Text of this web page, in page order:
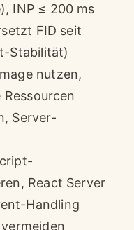
INP ≤ 200 ms
FID seit
Stabilität)
nutzen,
Server-
React Server
Handling